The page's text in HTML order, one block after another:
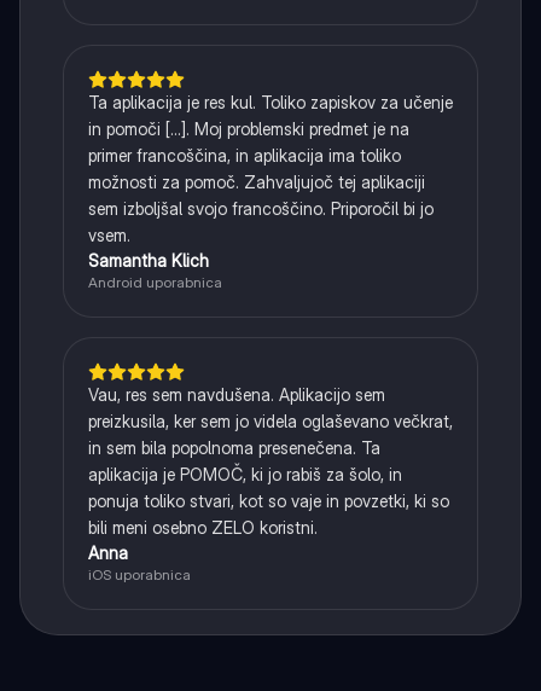
Ta aplikacija je res kul. Toliko zapiskov za učenje
in pomoči [...]. Moj problemski predmet je na
primer francoščina, in aplikacija ima toliko
možnosti za pomoč. Zahvaljujoč tej aplikaciji
sem izboljšal svojo francoščino. Priporočil bi jo
vsem.
Samantha Klich
Android uporabnica
Vau, res sem navdušena. Aplikacijo sem
preizkusila, ker sem jo videla oglaševano večkrat,
in sem bila popolnoma presenečena. Ta
aplikacija je POMOČ, ki jo rabiš za šolo, in
ponuja toliko stvari, kot so vaje in povzetki, ki so
bili meni osebno ZELO koristni.
Anna
iOS uporabnica